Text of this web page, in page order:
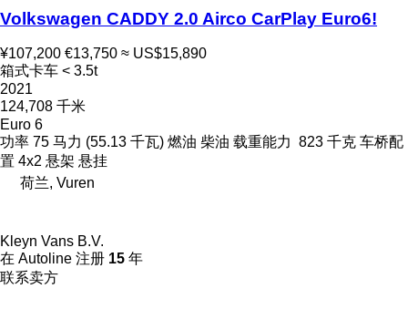
Volkswagen CADDY 2.0 Airco CarPlay Euro6!
¥107,200 €13,750 ≈ US$15,890
箱式卡车 < 3.5t
2021
124,708 千米
Euro 6
功率 75 马力 (55.13 千瓦) 燃油 柴油 载重能力 823 千克 车桥配
置 4x2 悬架 悬挂
荷兰, Vuren
Kleyn Vans B.V.
在 Autoline 注册 15 年
联系卖方